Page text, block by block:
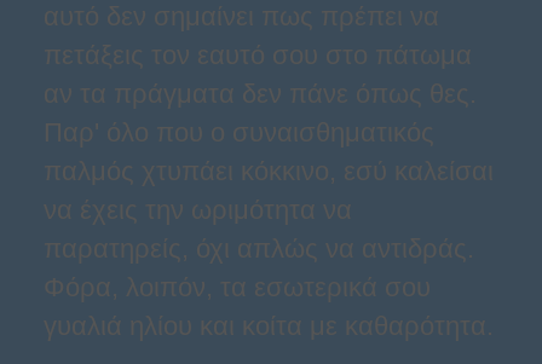
αυτό δεν σημαίνει πως πρέπει να
πετάξεις τον εαυτό σου στο πάτωμα
αν τα πράγματα δεν πάνε όπως θες.
Παρ' όλο που ο συναισθηματικός
παλμός χτυπάει κόκκινο, εσύ καλείσαι
να έχεις την ωριμότητα να
παρατηρείς, όχι απλώς να αντιδράς.
Φόρα, λοιπόν, τα εσωτερικά σου
γυαλιά ηλίου και κοίτα με καθαρότητα.